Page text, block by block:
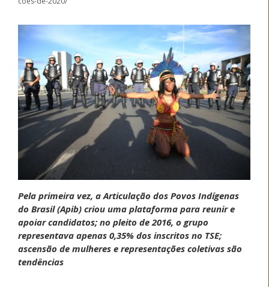
Pela primeira vez, a Articulação dos Povos Indígenas
do Brasil (Apib) criou uma plataforma para reunir e
apoiar candidatos; no pleito de 2016, o grupo
representava apenas 0,35% dos inscritos no TSE;
ascensão de mulheres e representações coletivas são
tendências